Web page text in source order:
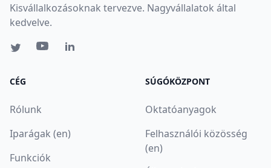
Kisvállalkozásoknak tervezve. Nagyvállalatok által
kedvelve.
CÉG
Rólunk
Iparágak (en)
Funkciók
SÚGÓKÖZPONT
Oktatóanyagok
Felhasználói közösség
(en)